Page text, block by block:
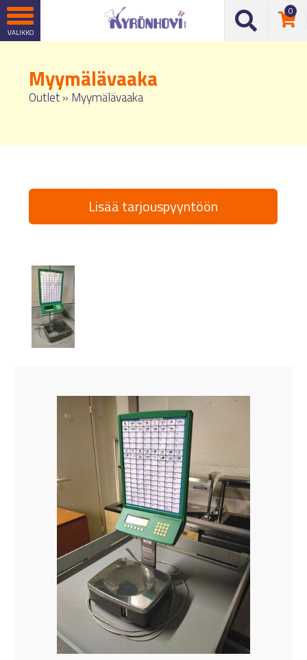
0
Myymälävaaka
Outlet» Myymälävaaka
Lisää tarjouspyyntöön